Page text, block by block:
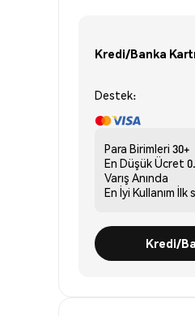
Kredi/Banka Kartı
Destek:
Para Birimleri 30+
En Düşük Ücret
Varış Anında
En İyi Kullanım İlk
Kredi/